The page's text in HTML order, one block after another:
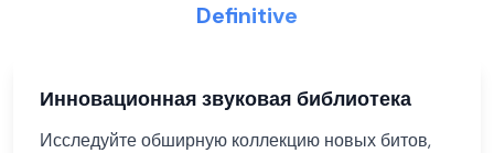
Definitive
Инновационная звуковая библиотека
Исследуйте обширную коллекцию новых битов,